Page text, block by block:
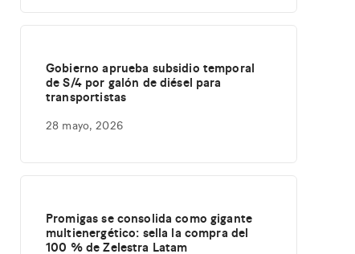
Gobierno aprueba subsidio temporal
de S/4 por galón de diésel para
transportistas
28 mayo, 2026
Promigas se consolida como gigante
multienergético: sella la compra del
100 % de Zelestra Latam